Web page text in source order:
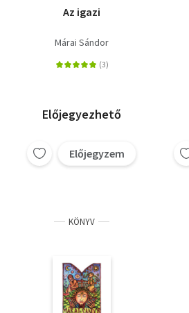
Az igazi
Márai Sándor
Előjegyezhető
Előjegyzem
KÖNYV